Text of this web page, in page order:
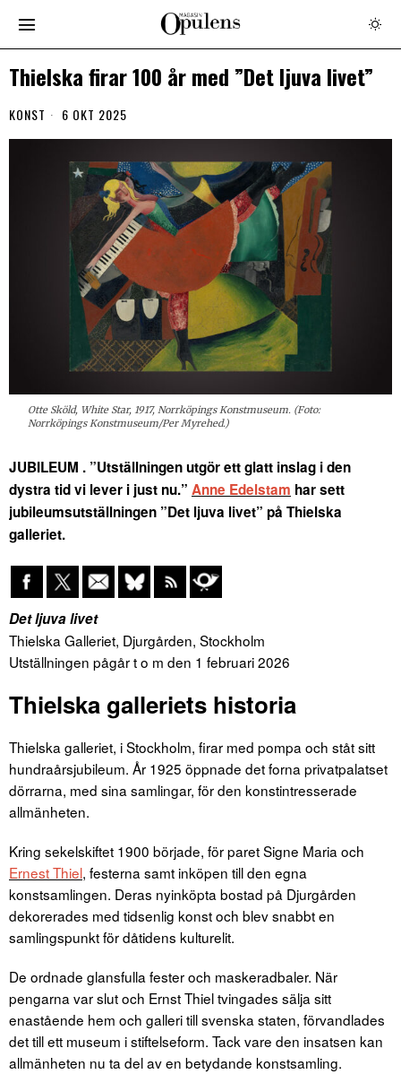
Thielska firar 100 år med ”Det ljuva livet”
KONST 6 OKT 2025
Otte Sköld, White Star, 1917, Norrköpings Konstmuseum. (Foto:
Norrköpings Konstmuseum/Per Myrehed.)
JUBILEUM . ”Utställningen utgör ett glatt inslag i den
dystra tid vi lever i just nu.” Anne Edelstam har sett
jubileumsutställningen ”Det ljuva livet” på Thielska
galleriet.
Det ljuva livet
Thielska Galleriet, Djurgården, Stockholm
Utställningen pågår t o m den 1 februari 2026
Thielska galleriets historia
Thielska galleriet, i Stockholm, firar med pompa och ståt sitt
hundraårsjubileum. År 1925 öppnade det forna privatpalatset
dörrarna, med sina samlingar, för den konstintresserade
allmänheten.
Kring sekelskiftet 1900 började, för paret Signe Maria och
Ernest Thiel, festerna samt inköpen till den egna
konstsamlingen. Deras nyinköpta bostad på Djurgården
dekorerades med tidsenlig konst och blev snabbt en
samlingspunkt för dåtidens kulturelit.
De ordnade glansfulla fester och maskeradbaler. När
pengarna var slut och Ernst Thiel tvingades sälja sitt
enastående hem och galleri till svenska staten, förvandlades
det till ett museum i stiftelseform. Tack vare den insatsen kan
allmänheten nu ta del av en betydande konstsamling.